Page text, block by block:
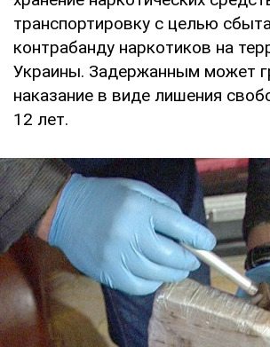
транспортировку с целью
контрабанду наркотиков на
Украины. Задержанным может
наказание в виде лишения
12 лет.